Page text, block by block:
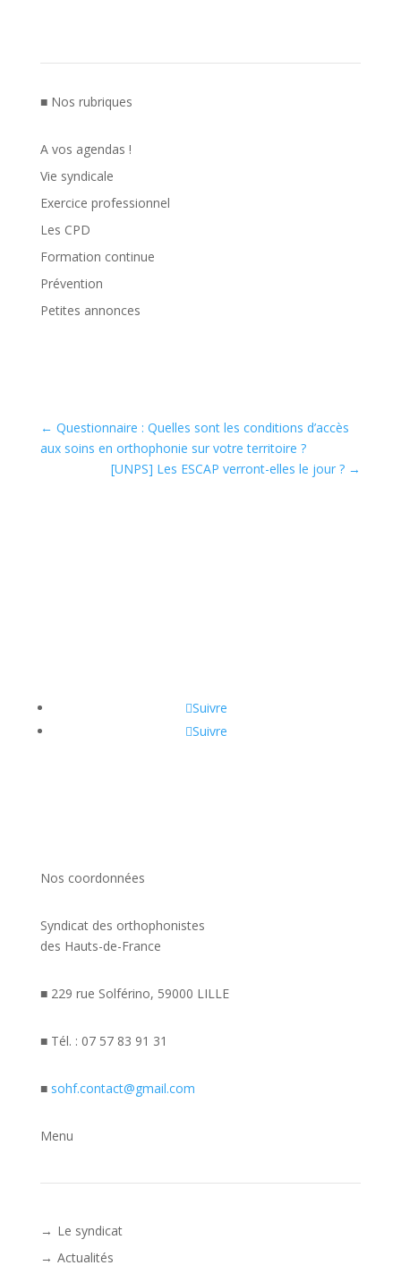
■ Nos rubriques
A vos agendas !
Vie syndicale
Exercice professionnel
Les CPD
Formation continue
Prévention
Petites annonces
← Questionnaire : Quelles sont les conditions d’accès
aux soins en orthophonie sur votre territoire ?
[UNPS] Les ESCAP verront-elles le jour ? →
Suivre
Suivre
Nos coordonnées
Syndicat des orthophonistes
des Hauts-de-France
■ 229 rue Solférino, 59000 LILLE
■ Tél. : 07 57 83 91 31
■ sohf.contact@gmail.com
Menu
Le syndicat
Actualités